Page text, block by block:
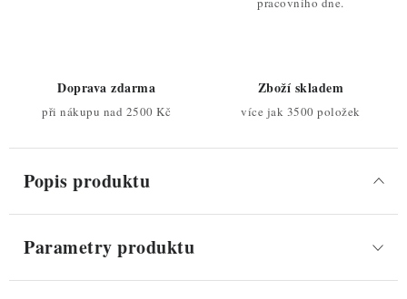
Doprava zdarma
při nákupu nad 2500 Kč
Zboží skladem
více jak 3500 položek
Popis produktu
Parametry produktu